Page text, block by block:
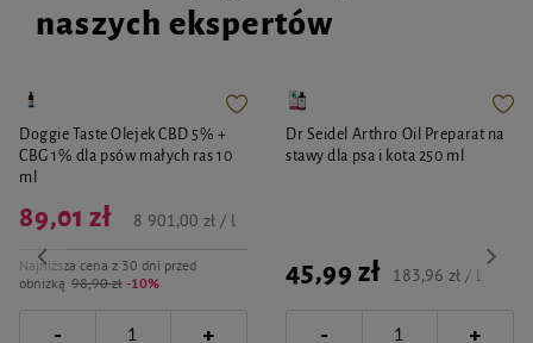
naszych ekspertów
Doggie Taste Olejek CBD 5% +
CBG 1% dla psów małych ras 10
ml
Najniższa cena z 30 dni przed
obniżką 98,90 zł -10%
89,01 zł 8 901,00 zł / l
- +
Dr Seidel Arthro Oil Preparat na
stawy dla psa i kota 250 ml
45,99 zł 183,96 zł / l
- +